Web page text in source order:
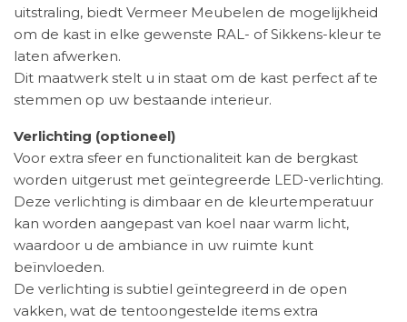
uitstraling, biedt Vermeer Meubelen de mogelijkheid
om de kast in elke gewenste RAL- of Sikkens-kleur te
laten afwerken.
Dit maatwerk stelt u in staat om de kast perfect af te
stemmen op uw bestaande interieur.
Verlichting (optioneel)
Voor extra sfeer en functionaliteit kan de bergkast
worden uitgerust met geïntegreerde LED-verlichting.
Deze verlichting is dimbaar en de kleurtemperatuur
kan worden aangepast van koel naar warm licht,
waardoor u de ambiance in uw ruimte kunt
beïnvloeden.
De verlichting is subtiel geïntegreerd in de open
vakken, wat de tentoongestelde items extra